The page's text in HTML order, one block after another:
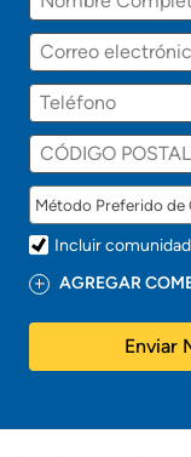
Incluir
AGREGAR
Enviar